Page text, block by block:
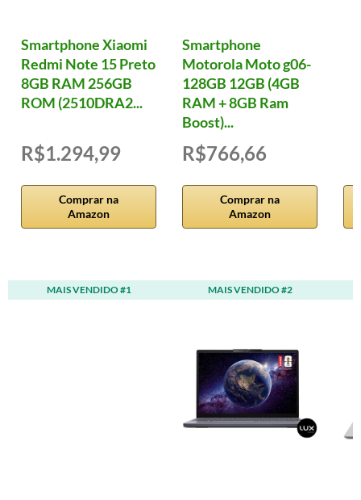
Smartphone Xiaomi
Redmi Note 15 Preto
8GB RAM 256GB
ROM (2510DRA2...
R$1.294,99
Comprar na
Amazon
Smartphone
Motorola Moto g06-
128GB 12GB (4GB
RAM + 8GB Ram
Boost)...
R$766,66
Comprar na
Amazon
MAIS VENDIDO #1 MAIS VENDIDO #2